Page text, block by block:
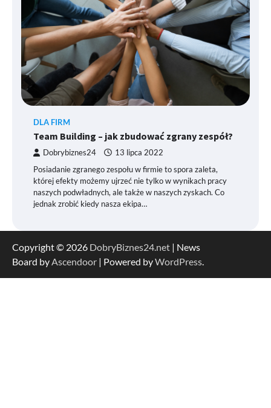
DLA FIRM
Team Building – jak zbudować zgrany zespół?
Dobrybiznes24 13 lipca 2022
Posiadanie zgranego zespołu w firmie to spora zaleta,
której efekty możemy ujrzeć nie tylko w wynikach pracy
naszych podwładnych, ale także w naszych zyskach. Co
jednak zrobić kiedy nasza ekipa…
Copyright © 2026 DobryBiznes24.net | News
Board by Ascendoor | Powered byWordPress